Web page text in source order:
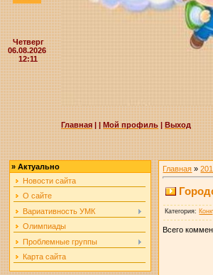
Четверг
06.08.2026
12:11
Главная||Мой профиль|Выход
»Актуально
Новости сайта
О сайте
Вариативность УМК
Олимпиады
Проблемные группы
Карта сайта
Главная »
Категория:
Всего